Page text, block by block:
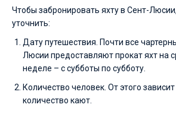
Чтобы забронировать яхту в Сент-
уточнить:
Дату путешествия. Почти все
Люсии предоставляют прокат яхт на
неделе – с субботы по субботу.
Количество человек. От этого
количество кают.